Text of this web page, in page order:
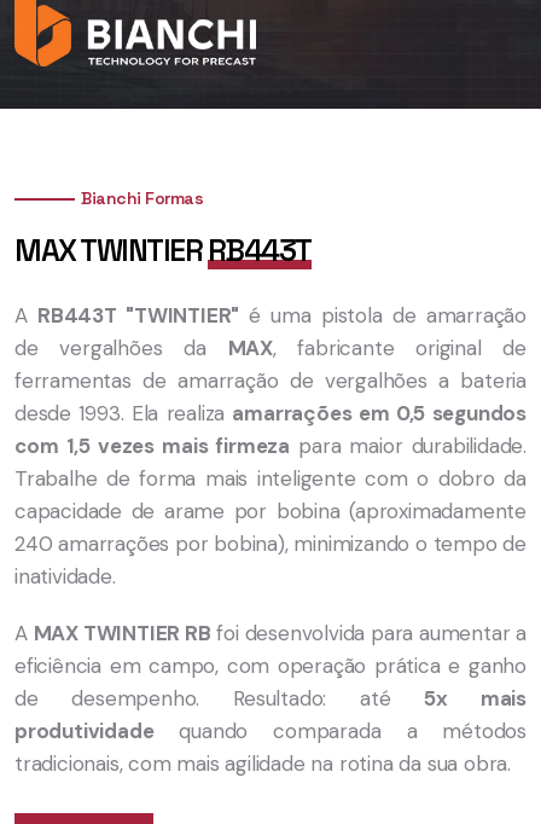
Bianchi Formas
MAX TWINTIERRB443T
A RB443T "TWINTIER" é uma pistola de amarração
de vergalhões da MAX, fabricante original de
ferramentas de amarração de vergalhões a bateria
desde 1993. Ela realiza amarrações em 0,5 segundos
com 1,5 vezes mais firmeza para maior durabilidade.
Trabalhe de forma mais inteligente com o dobro da
capacidade de arame por bobina (aproximadamente
240 amarrações por bobina), minimizando o tempo de
inatividade.
A MAX TWINTIER RB foi desenvolvida para aumentar a
eficiência em campo, com operação prática e ganho
de desempenho. Resultado: até5x mais
produtividadequando comparada a métodos
tradicionais, com mais agilidade na rotina da sua obra.